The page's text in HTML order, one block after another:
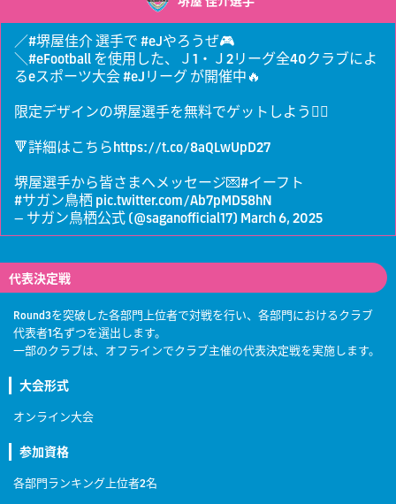
／#堺屋佳介選手で#eJやろうぜ🎮
＼#eFootballを使用した、Ｊ1・Ｊ2リーグ全40クラブによ
るeスポーツ大会#eJリーグが開催中🔥
限定デザインの堺屋選手を無料でゲットしよう👍🏻
🔻詳細はこちらhttps://t.co/8aQLwUpD27
堺屋選手から皆さまへメッセージ💌#イーフト
#サガン鳥栖pic.twitter.com/Ab7pMD58hN
— サガン鳥栖公式 (@saganofficial17) March 6, 2025
代表決定戦
Round3を突破した各部門上位者で対戦を行い、各部門におけるクラブ
代表者1名ずつを選出します。
一部のクラブは、オフラインでクラブ主催の代表決定戦を実施します。
大会形式
オンライン大会
参加資格
各部門ランキング上位者2名